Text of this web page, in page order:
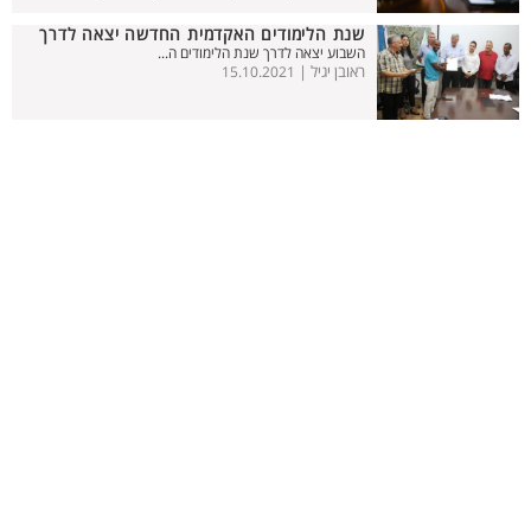
שנת הלימודים האקדמית החדשה יצאה לדרך
השבוע יצאה לדרך שנת הלימודים ה...
ראובן יגיל | 15.10.2021